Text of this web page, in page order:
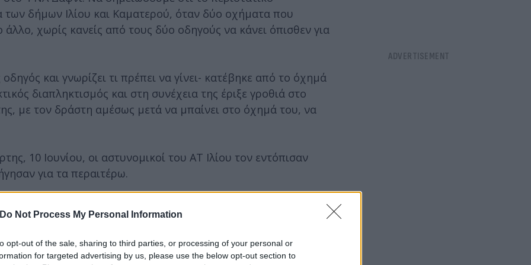
Do Not Process My Personal Information
opt-out of the sale, sharing to third parties, or processing of your personal or
for targeted advertising by us, please use the below opt-out section to
δήμων Ιλίου και Καματερού, όταν δύο οχήματα που
χωρίς κανείς από τους δύο οδηγούς να κάνει όπισθεν για
και γνωρίζει τι πρέπει να γίνει- κατέβηκε από το όχημά
διαπληκτισμός και στη συνέχεια της έριξε γροθιά στο
με τον δράστη αμέσως μετά να μπαίνει στο όχημά του, να
10 Ιουνίου, οι αστυνομικοί του ΑΤ Ιλίου τον εντόπισαν
για τα περαιτέρω.
Flash.grστην αναζήτηση τηςGoogle